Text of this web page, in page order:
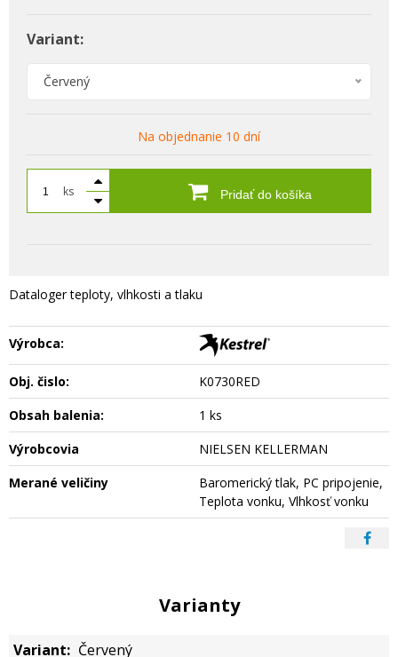
Variant:
Červený
Na objednanie 10 dní
ks Pridať do košíka
Dataloger teploty, vlhkosti a tlaku
Výrobca:
Obj. čislo:
K0730RED
Obsah balenia:
1 ks
Výrobcovia
NIELSEN KELLERMAN
Merané veličiny
Baromerický tlak, PC pripojenie,
Teplota vonku, Vlhkosť vonku
Varianty
Červený